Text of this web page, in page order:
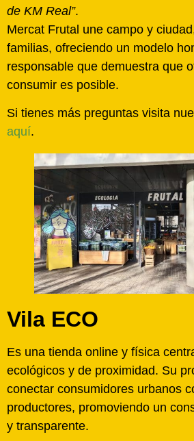
de KM Real”.
Mercat Frutal une campo y
familias, ofreciendo un modelo
responsable que demuestra que
consumir es posible.
Si tienes más preguntas visita
aquí.
Vila ECO
Es una tienda online y física
ecológicos y de proximidad. Su
conectar consumidores urbanos
productores, promoviendo un
y transparente.